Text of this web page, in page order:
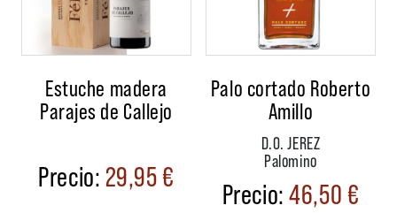
Estuche madera
Parajes de Callejo
29,95€
Palo cortado Roberto
Amillo
D.O. JEREZ
Palomino
46,50€